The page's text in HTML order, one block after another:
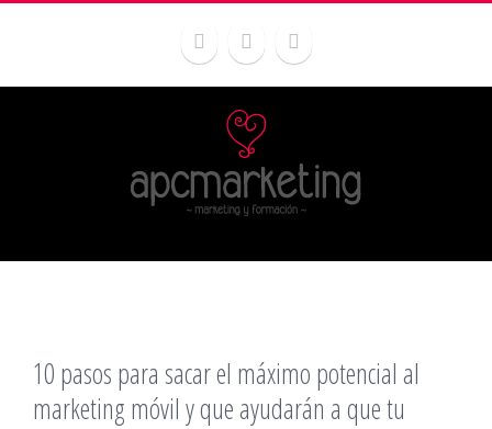
10 pasos para sacar el máximo potencial al
marketing móvil y que ayudarán a que tu